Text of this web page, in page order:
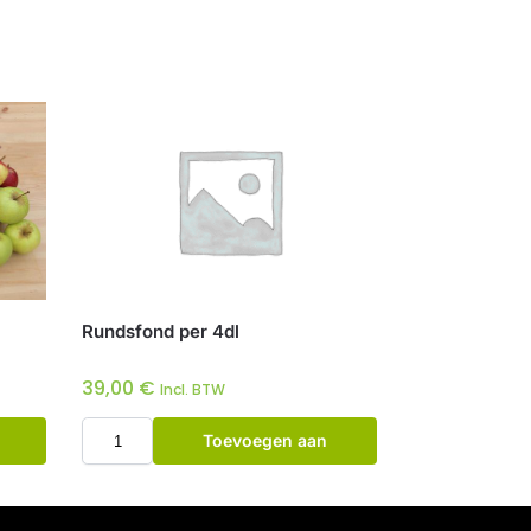
Rundsfond per 4dl
39,00 € Incl. BTW
Toevoegen aan